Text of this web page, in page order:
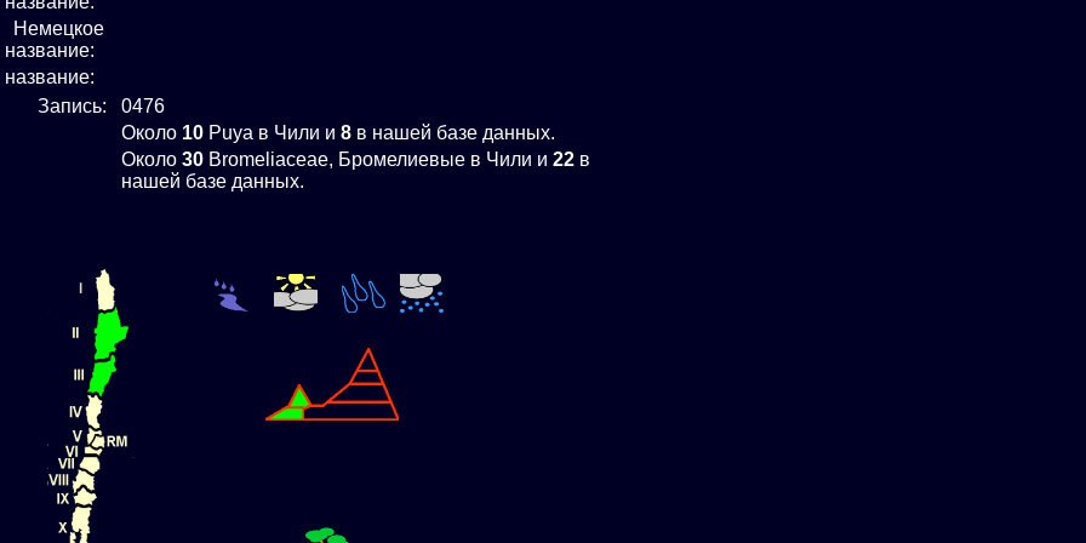
Немецкое
название:
название:
Запись:
0476
Около 10 Puya в Чили и 8 в нашей базе данных.
Около 30 Bromeliaceae, Бромелиевые в Чили и 22 в
нашей базе данных.